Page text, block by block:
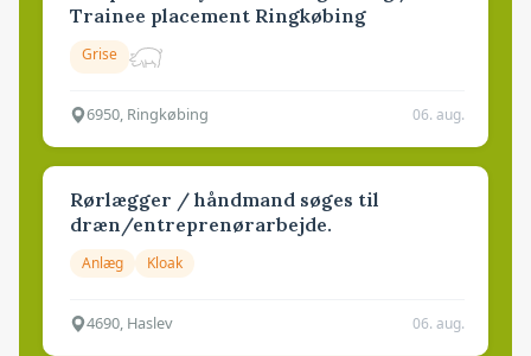
Trainee placement Ringkøbing
Grise
6950, Ringkøbing 06. aug.
Rørlægger / håndmand søges til
dræn/entreprenørarbejde.
Anlæg Kloak
4690, Haslev 06. aug.